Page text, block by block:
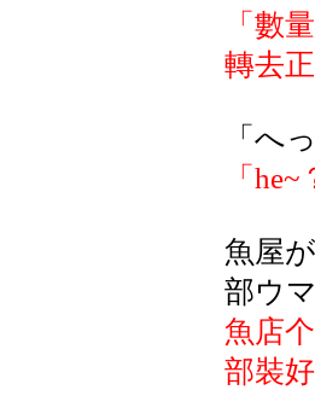
「數
轉去
「へ
「 he~
魚屋
部ウ
魚店
部裝